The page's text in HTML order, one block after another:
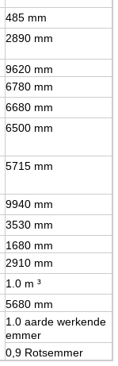
485 mm
2890 mm
9620 mm
6780 mm
6680 mm
6500 mm
5715 mm
9940 mm
3530 mm
1680 mm
2910 mm
1.0 m ³
5680 mm
1.0 aarde werkende
emmer
0,9 Rotsemmer